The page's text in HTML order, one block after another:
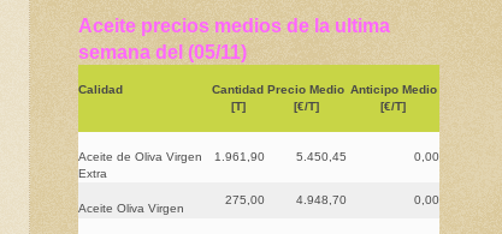
Aceite precios medios de la ultima
semana del (05/11)
Calidad
Cantidad
[T]
Precio Medio
[€/T]
Anticipo Medio
[€/T]
Aceite de Oliva Virgen
Extra
1.961,90 5.450,45 0,00
Aceite Oliva Virgen
275,00 4.948,70 0,00